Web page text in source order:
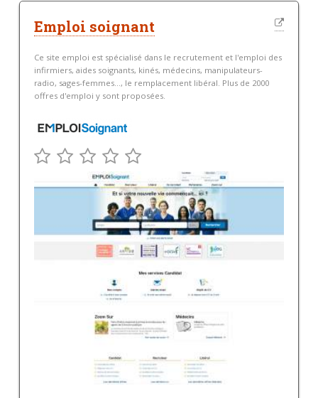
Emploi soignant
Ce site emploi est spécialisé dans le recrutement et l'emploi des
infirmiers, aides soignants, kinés, médecins, manipulateurs-
radio, sages-femmes…, le remplacement libéral. Plus de 2000
offres d'emploi y sont proposées.